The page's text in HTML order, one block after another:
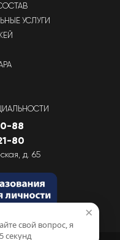
УСЛУГИ
88
80
д. 65
×
свой вопрос, я
секунд